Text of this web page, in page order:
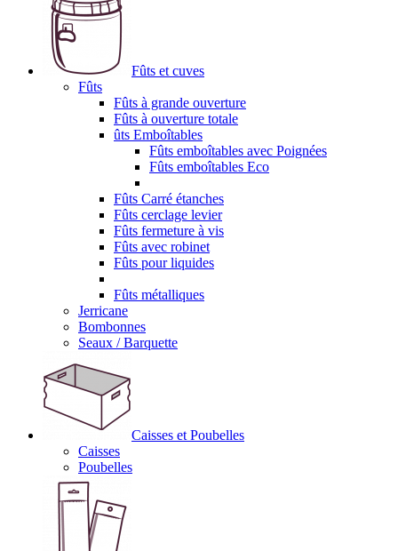
Fûts et cuves
Fûts
Fûts à grande ouverture
Fûts à ouverture totale
ûts Emboîtables
Fûts emboîtables avec Poignées
Fûts emboîtables Eco
Fûts Carré étanches
Fûts cerclage levier
Fûts fermeture à vis
Fûts avec robinet
Fûts pour liquides
Fûts métalliques
Jerricane
Bombonnes
Seaux / Barquette
Caisses et Poubelles
Caisses
Poubelles